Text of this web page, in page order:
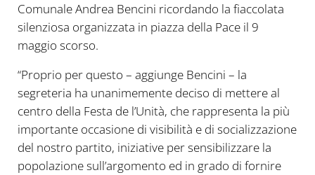
Comunale Andrea Bencini ricordando la fiaccolata
silenziosa organizzata in piazza della Pace il 9
maggio scorso.
“Proprio per questo – aggiunge Bencini – la
segreteria ha unanimemente deciso di mettere al
centro della Festa de l’Unità, che rappresenta la più
importante occasione di visibilità e di socializzazione
del nostro partito, iniziative per sensibilizzare la
popolazione sull’argomento ed in grado di fornire